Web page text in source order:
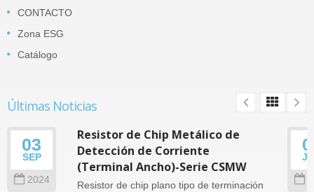
CONTACTO
Zona ESG
Catálogo
Últimas Noticias
03
SEP
2024
Resistor de Chip Metálico de
Detección de Corriente
(Terminal Ancho)-Serie CSMW
Resistor de chip plano tipo de terminación